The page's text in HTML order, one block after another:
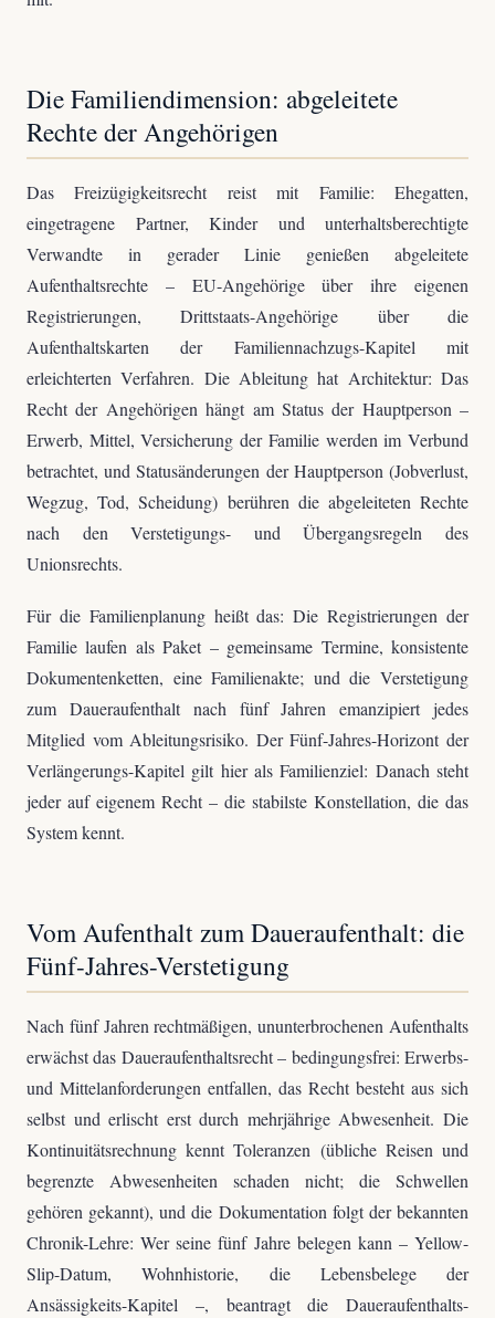
Die Familiendimension: abgeleitete
Rechte der Angehörigen
Das Freizügigkeitsrecht reist mit Familie: Ehegatten,
eingetragene Partner, Kinder und unterhaltsberechtigte
Verwandte in gerader Linie genießen abgeleitete
Aufenthaltsrechte – EU-Angehörige über ihre eigenen
Registrierungen, Drittstaats-Angehörige über die
Aufenthaltskarten der Familiennachzugs-Kapitel mit
erleichterten Verfahren. Die Ableitung hat Architektur: Das
Recht der Angehörigen hängt am Status der Hauptperson –
Erwerb, Mittel, Versicherung der Familie werden im Verbund
betrachtet, und Statusänderungen der Hauptperson (Jobverlust,
Wegzug, Tod, Scheidung) berühren die abgeleiteten Rechte
nach den Verstetigungs- und Übergangsregeln des
Unionsrechts.
Für die Familienplanung heißt das: Die Registrierungen der
Familie laufen als Paket – gemeinsame Termine, konsistente
Dokumentenketten, eine Familienakte; und die Verstetigung
zum Daueraufenthalt nach fünf Jahren emanzipiert jedes
Mitglied vom Ableitungsrisiko. Der Fünf-Jahres-Horizont der
Verlängerungs-Kapitel gilt hier als Familienziel: Danach steht
jeder auf eigenem Recht – die stabilste Konstellation, die das
System kennt.
Vom Aufenthalt zum Daueraufenthalt: die
Fünf-Jahres-Verstetigung
Nach fünf Jahren rechtmäßigen, ununterbrochenen Aufenthalts
erwächst das Daueraufenthaltsrecht – bedingungsfrei: Erwerbs-
und Mittelanforderungen entfallen, das Recht besteht aus sich
selbst und erlischt erst durch mehrjährige Abwesenheit. Die
Kontinuitätsrechnung kennt Toleranzen (übliche Reisen und
begrenzte Abwesenheiten schaden nicht; die Schwellen
gehören gekannt), und die Dokumentation folgt der bekannten
Chronik-Lehre: Wer seine fünf Jahre belegen kann – Yellow-
Slip-Datum, Wohnhistorie, die Lebensbelege der
Ansässigkeits-Kapitel –, beantragt die Daueraufenthalts-